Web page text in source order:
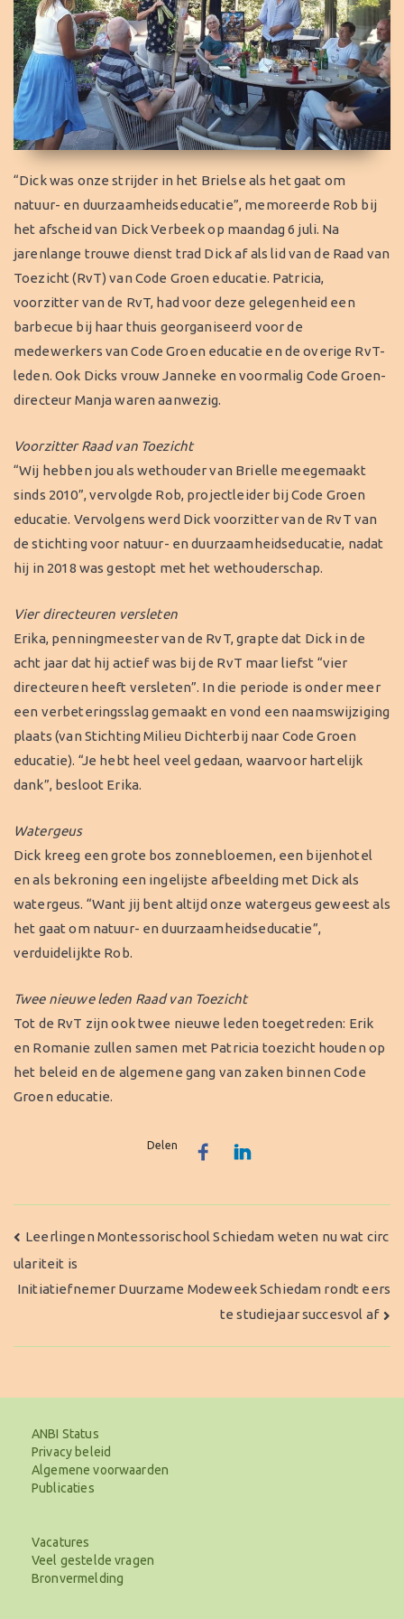
“Dick was onze strijder in het Brielse als het gaat om
natuur- en duurzaamheidseducatie”, memoreerde Rob bij
het afscheid van Dick Verbeek op maandag 6 juli. Na
jarenlange trouwe dienst trad Dick af als lid van de Raad van
Toezicht (RvT) van Code Groen educatie. Patricia,
voorzitter van de RvT, had voor deze gelegenheid een
barbecue bij haar thuis georganiseerd voor de
medewerkers van Code Groen educatie en de overige RvT-
leden. Ook Dicks vrouw Janneke en voormalig Code Groen-
directeur Manja waren aanwezig.
Voorzitter Raad van Toezicht
“Wij hebben jou als wethouder van Brielle meegemaakt
sinds 2010”, vervolgde Rob, projectleider bij Code Groen
educatie. Vervolgens werd Dick voorzitter van de RvT van
de stichting voor natuur- en duurzaamheidseducatie, nadat
hij in 2018 was gestopt met het wethouderschap.
Vier directeuren versleten
Erika, penningmeester van de RvT, grapte dat Dick in de
acht jaar dat hij actief was bij de RvT maar liefst “vier
directeuren heeft versleten”. In die periode is onder meer
een verbeteringsslag gemaakt en vond een naamswijziging
plaats (van Stichting Milieu Dichterbij naar Code Groen
educatie). “Je hebt heel veel gedaan, waarvoor hartelijk
dank”, besloot Erika.
Watergeus
Dick kreeg een grote bos zonnebloemen, een bijenhotel
en als bekroning een ingelijste afbeelding met Dick als
watergeus. “Want jij bent altijd onze watergeus geweest als
het gaat om natuur- en duurzaamheidseducatie”,
verduidelijkte Rob.
Twee nieuwe leden Raad van Toezicht
Tot de RvT zijn ook twee nieuwe leden toegetreden: Erik
en Romanie zullen samen met Patricia toezicht houden op
het beleid en de algemene gang van zaken binnen Code
Groen educatie.
Delen
Bericht
navigatie
Leerlingen Montessorischool Schiedam weten nu wat circ
ulariteit is
Initiatiefnemer Duurzame Modeweek Schiedam rondt eers
te studiejaar succesvol af
ANBI Status
Privacy beleid
Algemene voorwaarden
Publicaties
Vacatures
Veel gestelde vragen
Bronvermelding